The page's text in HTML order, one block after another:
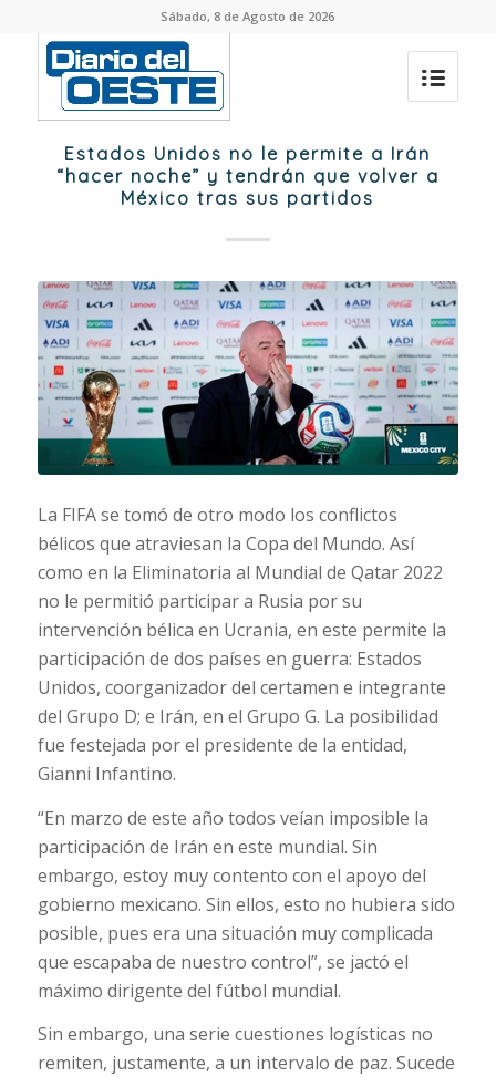
Sábado, 8 de Agosto de 2026
Estados Unidos no le permite a Irán
“hacer noche” y tendrán que volver a
México tras sus partidos
La FIFA se tomó de otro modo los conflictos
bélicos que atraviesan la Copa del Mundo. Así
como en la Eliminatoria al Mundial de Qatar 2022
no le permitió participar a Rusia por su
intervención bélica en Ucrania, en este permite la
participación de dos países en guerra: Estados
Unidos, coorganizador del certamen e integrante
del Grupo D; e Irán, en el Grupo G. La posibilidad
fue festejada por el presidente de la entidad,
Gianni Infantino.
“En marzo de este año todos veían imposible la
participación de Irán en este mundial. Sin
embargo, estoy muy contento con el apoyo del
gobierno mexicano. Sin ellos, esto no hubiera sido
posible, pues era una situación muy complicada
que escapaba de nuestro control”, se jactó el
máximo dirigente del fútbol mundial.
Sin embargo, una serie cuestiones logísticas no
remiten, justamente, a un intervalo de paz. Sucede